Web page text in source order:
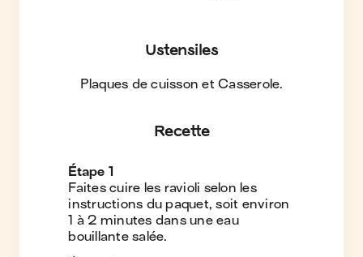
Ustensiles
Plaques de cuisson et Casserole.
Recette
Étape 1
Faites cuire les ravioli selon les
instructions du paquet, soit environ
1 à 2 minutes dans une eau
bouillante salée.